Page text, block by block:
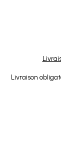
Livraison